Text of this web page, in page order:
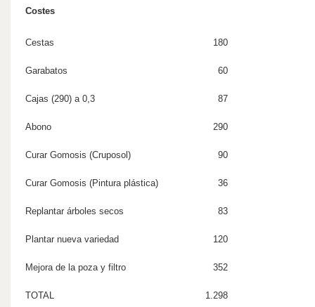
Costes
Cestas 180
Garabatos 60
Cajas (290) a 0,3 87
Abono 290
Curar Gomosis (Cruposol) 90
Curar Gomosis (Pintura plástica) 36
Replantar árboles secos 83
Plantar nueva variedad 120
Mejora de la poza y filtro 352
TOTAL 1.298